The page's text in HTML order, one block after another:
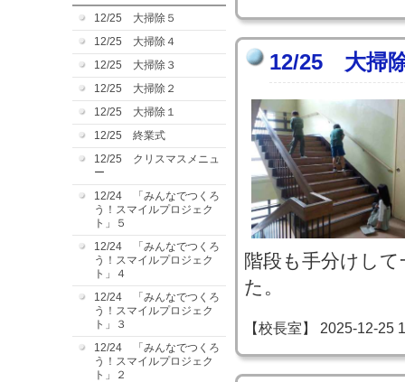
12/25 大掃除５
12/25 大掃除４
12/25 大掃除３
12/25 大掃除２
12/25 大掃除１
12/25 終業式
12/25 クリスマスメニュ
ー
12/24 「みんなでつくろ
う！スマイルプロジェク
ト」５
12/24 「みんなでつくろ
う！スマイルプロジェク
ト」４
12/24 「みんなでつくろ
う！スマイルプロジェク
ト」３
12/24 「みんなでつくろ
う！スマイルプロジェク
ト」２
12/25 大掃
階段も手分けし
た。
【校長室】 2025-12-25